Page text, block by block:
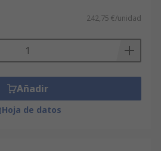
242,75 €/unidad
Añadir
Hoja de datos